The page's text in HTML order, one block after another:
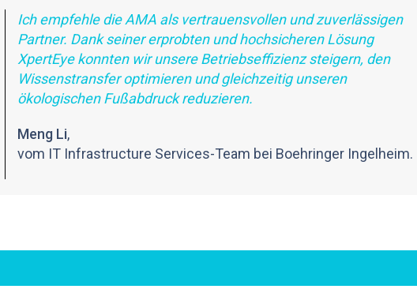
Ich empfehle die AMA als vertrauensvollen und zuverlässigen
Partner. Dank seiner erprobten und hochsicheren Lösung
XpertEye konnten wir unsere Betriebseffizienz steigern, den
Wissenstransfer optimieren und gleichzeitig unseren
ökologischen Fußabdruck reduzieren.
Meng Li,
vom IT Infrastructure Services-Team bei Boehringer Ingelheim.